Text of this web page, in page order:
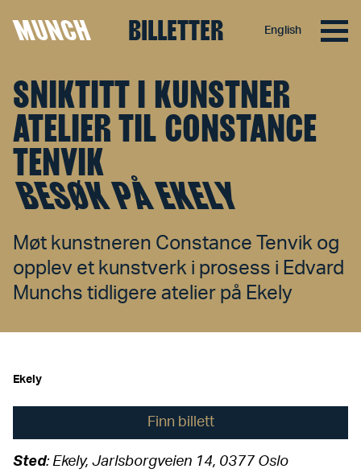
MUNCH BILLETTER English
SNIKTITT I KUNSTNER
ATELIER TIL CONSTANCE
TENVIK
BESØK PÅ EKELY
Møt kunstneren Constance Tenvik og
opplev et kunstverk i prosess i Edvard
Munchs tidligere atelier på Ekely
Ekely
Finn billett
Sted: Ekely, Jarlsborgveien 14, 0377 Oslo